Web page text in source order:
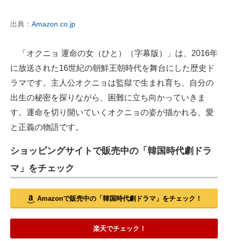
出典： Amazon.co.jp
「オクニョ 運命の女（ひと）（字幕版）」は、2016年
に放送された16世紀の朝鮮王朝時代を舞台にした歴史ド
ラマです。主人公オクニョは監獄で生まれ育ち、自分の
出生の秘密を探りながら、困難に立ち向かっていきま
す。運命を切り開いていくオクニョの姿が描かれる、愛
と正義の物語です。
ショッピングサイトで販売中の「韓国時代劇ドラ
マ」をチェック
Amazonで販売中の「韓国時代劇ドラマ」をチェック！
楽天でチェック！